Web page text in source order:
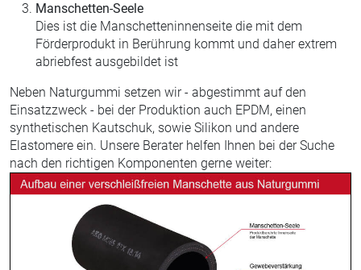
Manschetten-Seele
Dies ist die Manschetteninnenseite die mit dem
Förderprodukt in Berührung kommt und daher extrem
abriebfest ausgebildet ist
Neben Naturgummi setzen wir - abgestimmt auf den
Einsatzzweck - bei der Produktion auch EPDM, einen
synthetischen Kautschuk, sowie Silikon und andere
Elastomere ein. Unsere Berater helfen Ihnen bei der Suche
nach den richtigen Komponenten gerne weiter: